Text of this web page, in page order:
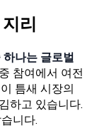
리
나는 글로벌
참여에서 여전
틈새 시장의
하고 있습니다.
니다.